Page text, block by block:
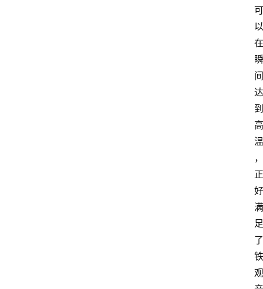
可
以
在
瞬
间
达
到
高
温
，
正
好
满
足
了
铁
观